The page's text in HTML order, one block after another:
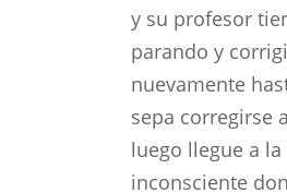
y su profesor
parando y
nuevamente
sepa corregirse
luego llegue a la
inconsciente